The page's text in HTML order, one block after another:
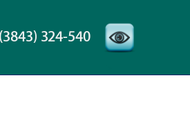
324-540